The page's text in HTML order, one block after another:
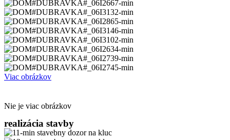
Viac obrázkov
Nie je viac obrázkov
realizácia stavby